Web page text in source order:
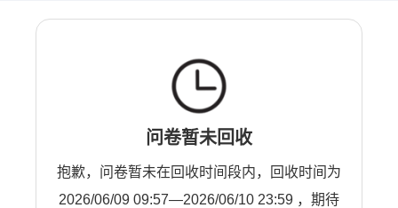
问卷暂未回收
抱歉，问卷暂未在回收时间段内，回收时间为
2026/06/09 09:57—2026/06/10 23:59 ，期待